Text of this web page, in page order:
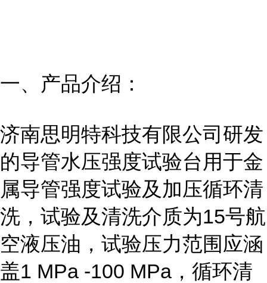
一、产品介绍：
济南思明特科技有限公司研发
的导管水压强度试验台用于金
属导管强度试验及加压循环清
洗，试验及清洗介质为15号航
空液压油，试验压力范围应涵
盖1 MPa -100 MPa，循环清